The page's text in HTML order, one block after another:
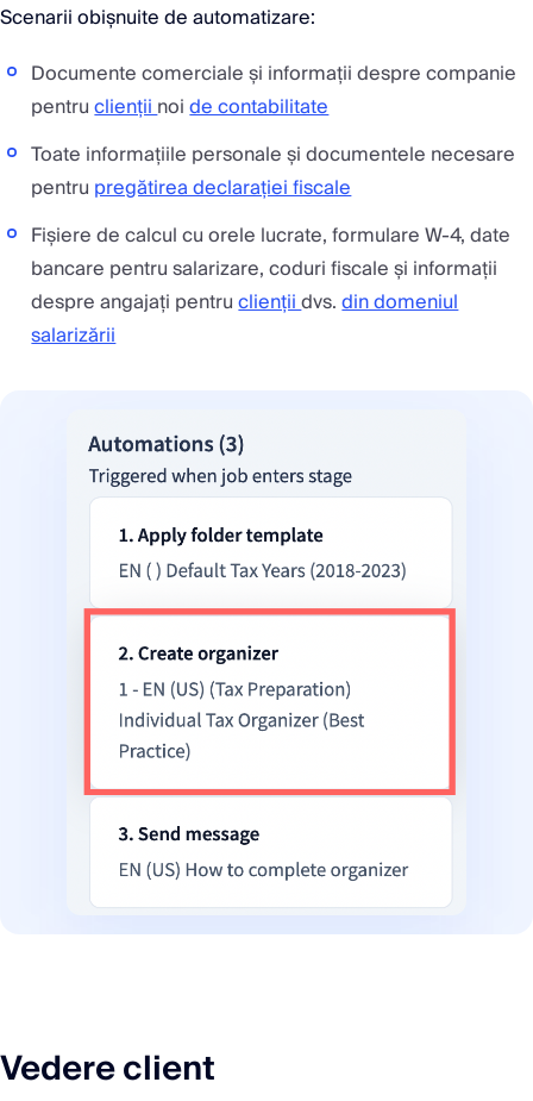
Scenarii obișnuite de automatizare:
Documente comerciale și informații despre companie
pentrucliențiinoide contabilitate
Toate informațiile personale și documentele necesare
pentru pregătirea declarației fiscale
Fișiere de calcul cu orele lucrate, formulare W-4, date
bancare pentru salarizare, coduri fiscale și informații
despre angajați pentrucliențiidvs.din domeniul
salarizării
Vedere client